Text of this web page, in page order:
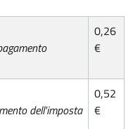
0,26
€
dell'imposta
0,52
€